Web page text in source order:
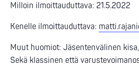
Milloin ilmoittauduttava: 21.5.2022
Kenelle ilmoittauduttava:
Muut huomiot: Jäsentenvälinen
Sekä klassinen että